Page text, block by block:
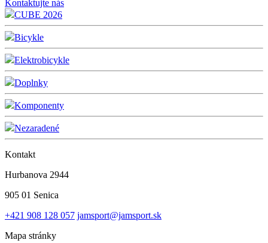
Kontaktujte nás
CUBE 2026
Bicykle
Elektrobicykle
Doplnky
Komponenty
Nezaradené
Kontakt
Hurbanova 2944
905 01 Senica
+421 908 128 057 jamsport@jamsport.sk
Mapa stránky